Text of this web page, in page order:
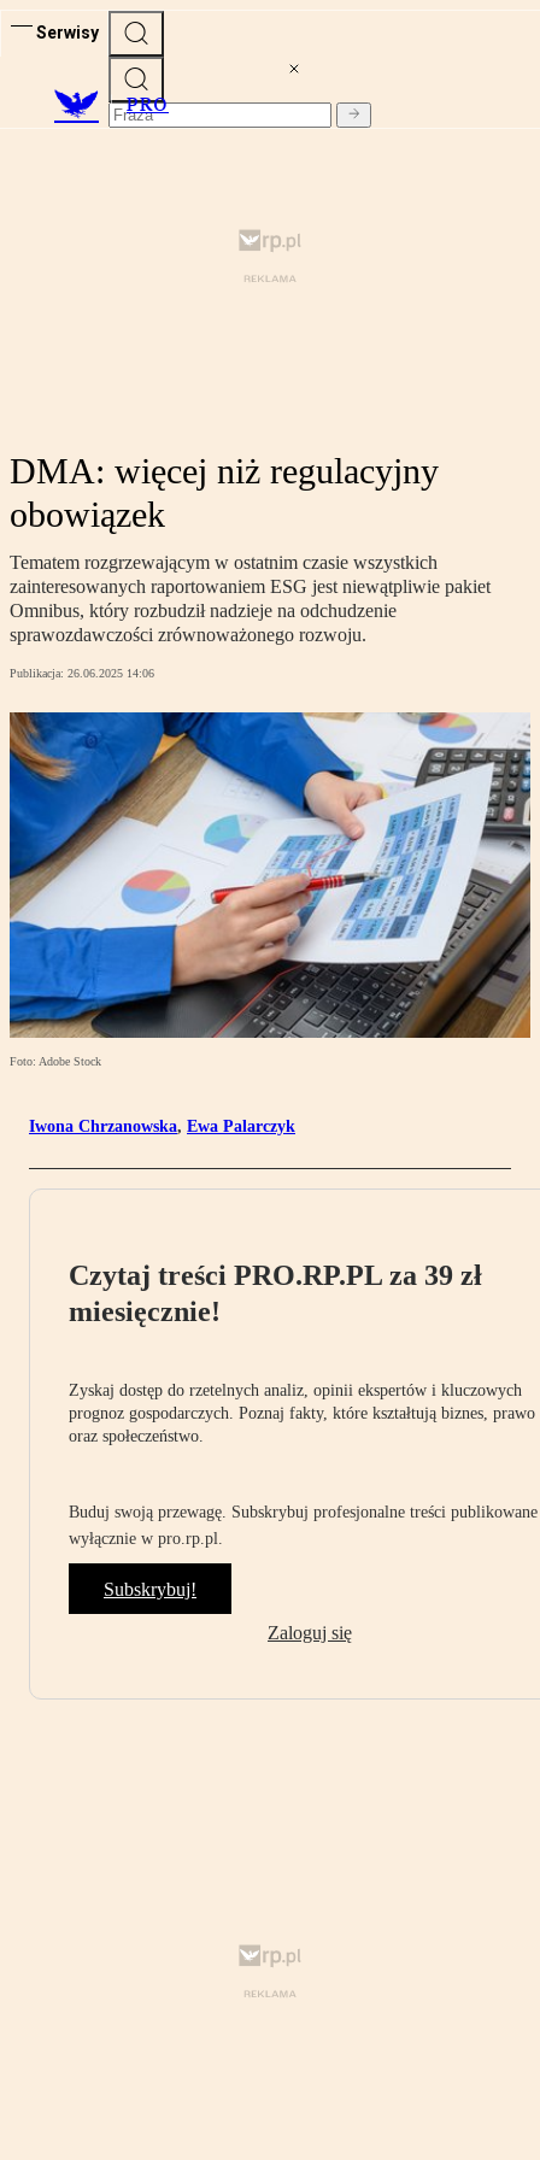
Serwisy
PRO
DMA: więcej niż regulacyjny
obowiązek
Tematem rozgrzewającym w ostatnim czasie wszystkich
zainteresowanych raportowaniem ESG jest niewątpliwie pakiet
Omnibus, który rozbudził nadzieje na odchudzenie
sprawozdawczości zrównoważonego rozwoju.
Publikacja: 26.06.2025 14:06
Foto: Adobe Stock
Iwona Chrzanowska, Ewa Palarczyk
Czytaj treści PRO.RP.PL za 39 zł
miesięcznie!
Zyskaj dostęp do rzetelnych analiz, opinii ekspertów i kluczowych
prognoz gospodarczych. Poznaj fakty, które kształtują biznes, prawo
oraz społeczeństwo.
Buduj swoją przewagę. Subskrybuj profesjonalne treści publikowane
wyłącznie w pro.rp.pl.
Subskrybuj!
Zaloguj się